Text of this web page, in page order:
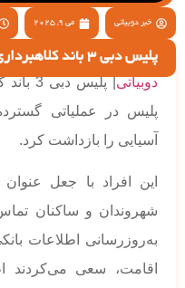
خبر دوبیاتی می 9, 2025
پلیس دبی 3 باند کلاهبرداری بانکی را دستگیر کرد
دوبیاتی
| پلیس
آسیایی را بازداشت کرد.
این افراد با جعل
شهروندان و ساکنان
به‌روزرسانی اطلاعات
اقامت، سعی می‌کردند